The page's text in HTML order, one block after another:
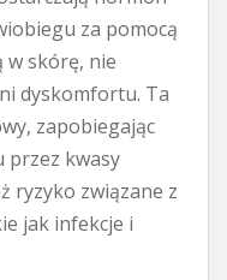
za pomocą
w skórę, nie
dyskomfortu. Ta
zapobiegając
przez kwasy
ryzyko związane z
jak infekcje i